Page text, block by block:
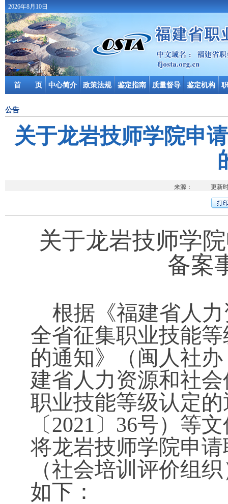
2026年8月10日
首 页 中心简介 政策法规 鉴定指南 质量督导 鉴定机构
公告
关于龙岩技师学院申
来源： 更新时
关于龙岩技师学院
备案
根据《福建省人
全省征集职业技能
的通知》（闽人社办
建省人力资源和社
职业技能等级认定
〔2021〕36号）等
将龙岩技师学院申
（社会培训评价组
如下：